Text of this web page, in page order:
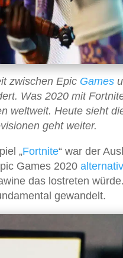
zwischen Epic Games
Was 2020 mit
weltweit. Heute sieht
geht weiter.
„Fortnite“ war der
Games 2020
das lostreten
gewandelt.